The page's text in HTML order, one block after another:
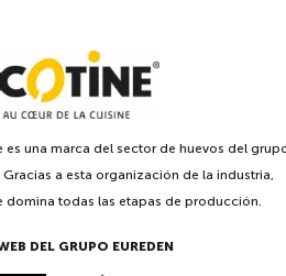
es una marca del sector de huevos del
Gracias a esta organización de la industria,
domina todas las etapas de producción.
DEL GRUPO EUREDEN